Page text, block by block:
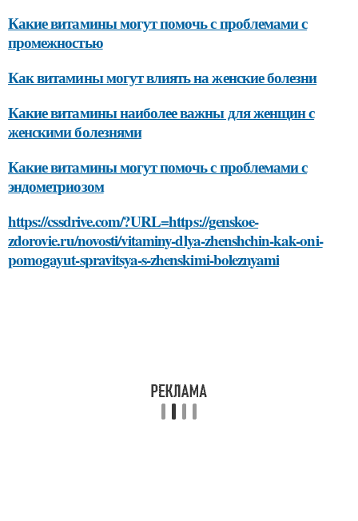
Какие витамины могут помочь с проблемами с
промежностью
Как витамины могут влиять на женские болезни
Какие витамины наиболее важны для женщин с
женскими болезнями
Какие витамины могут помочь с проблемами с
эндометриозом
https://cssdrive.com/?URL=https://genskoe-
zdorovie.ru/novosti/vitaminy-dlya-zhenshchin-kak-oni-
pomogayut-spravitsya-s-zhenskimi-boleznyami